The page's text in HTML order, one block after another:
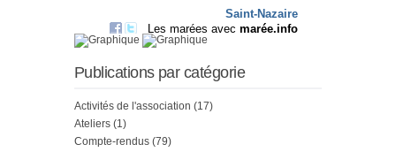
Publications par catégorie
Activités de l'association (17)
Ateliers (1)
Compte-rendus (79)